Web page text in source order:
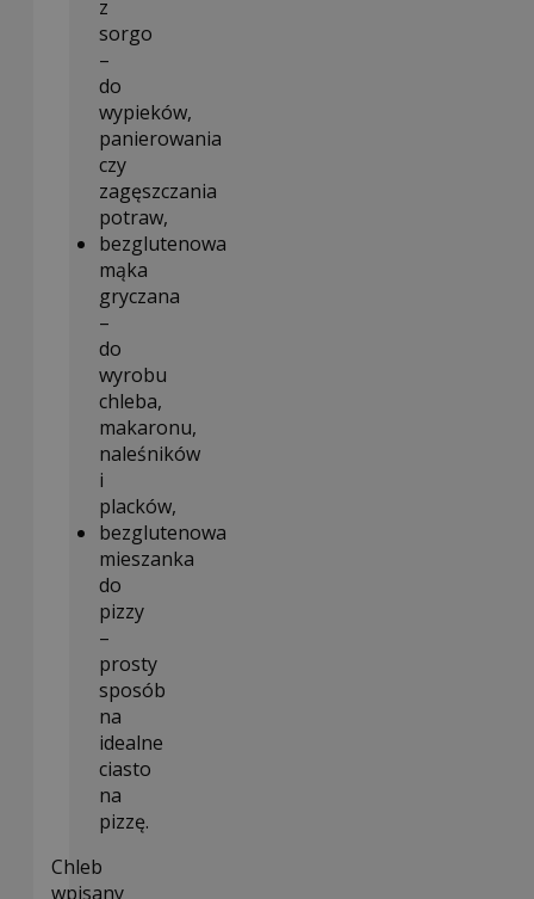
z
sorgo
–
do
wypieków,
panierowania
czy
zagęszczania
potraw,
bezglutenowa
mąka
gryczana
–
do
wyrobu
chleba,
makaronu,
naleśników
i
placków,
bezglutenowa
mieszanka
do
pizzy
–
prosty
sposób
na
idealne
ciasto
na
pizzę.
Chleb
wpisany